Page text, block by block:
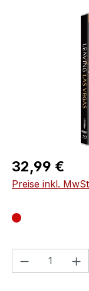
Bildergalerie
Regulärer Preis:
32,99 €
Preise inkl.
Produkt